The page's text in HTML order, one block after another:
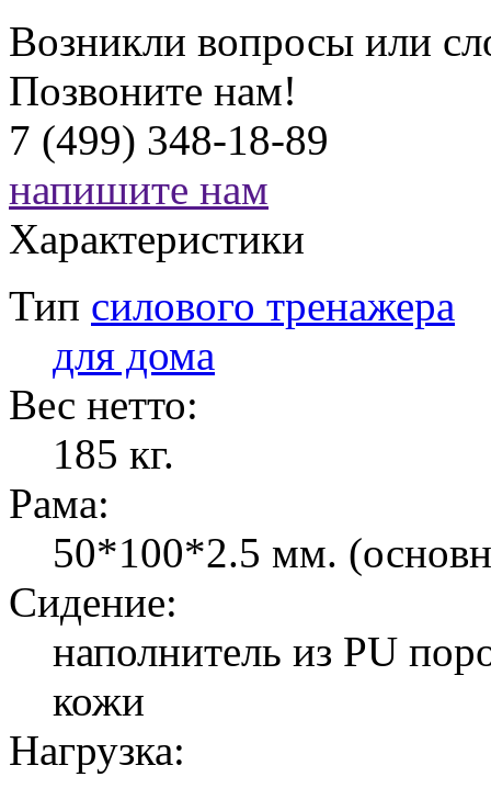
Возникли вопросы или
Позвоните нам!
7 (499) 348-18-89
напишите нам
Характеристики
Тип силового тренажера
для дома
Вес нетто:
185 кг.
Рама:
50*100*2.5 мм.
Сидение:
наполнитель из PU
кожи
Нагрузка: